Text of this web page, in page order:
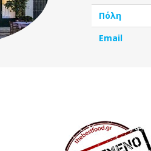
Πόλη
Email